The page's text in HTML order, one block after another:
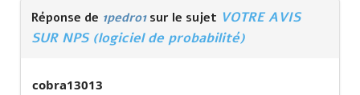
Réponse de 1pedro1sur le sujet VOTRE AVIS
SUR NPS (logiciel de probabilité)
cobra13013